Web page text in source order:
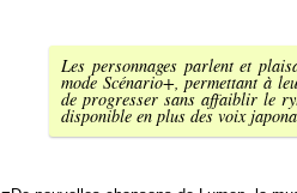
Les personnages parlent et
mode Scénario+, permettant à
de progresser sans affaiblir le
disponible en plus des voix